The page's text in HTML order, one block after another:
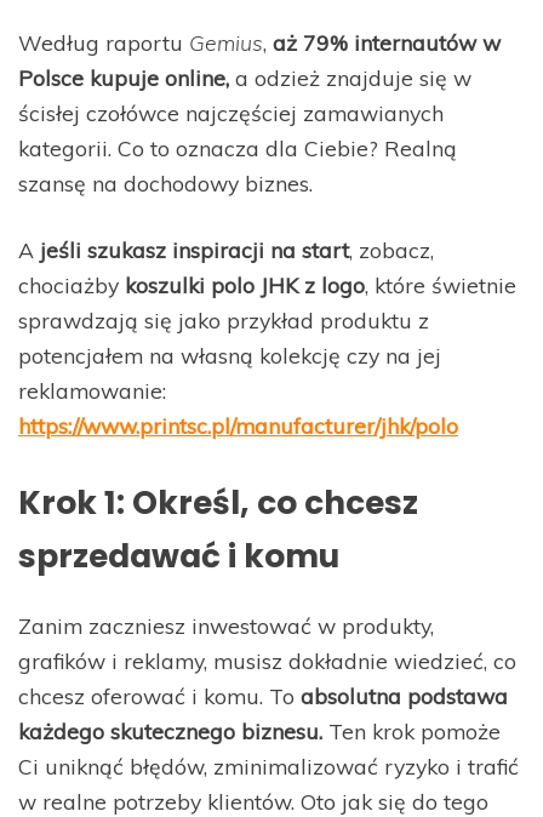
Według raportu Gemius, aż 79% internautów w
Polsce kupuje online, a odzież znajduje się w
ścisłej czołówce najczęściej zamawianych
kategorii. Co to oznacza dla Ciebie? Realną
szansę na dochodowy biznes.
A jeśli szukasz inspiracji na start, zobacz,
chociażby koszulki polo JHK z logo, które świetnie
sprawdzają się jako przykład produktu z
potencjałem na własną kolekcję czy na jej
reklamowanie:
https://www.printsc.pl/manufacturer/jhk/polo
Krok 1: Określ, co chcesz
sprzedawać i komu
Zanim zaczniesz inwestować w produkty,
grafików i reklamy, musisz dokładnie wiedzieć, co
chcesz oferować i komu. To absolutna podstawa
każdego skutecznego biznesu. Ten krok pomoże
Ci uniknąć błędów, zminimalizować ryzyko i trafić
w realne potrzeby klientów. Oto jak się do tego